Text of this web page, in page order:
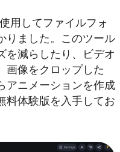
用してファイルフォ
りました。このツール
を減らしたり、ビデオ
画像をクロップした
アニメーションを作成
料体験版を入手してお